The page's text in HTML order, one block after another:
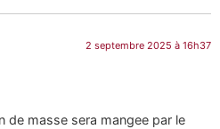
2 septembre 2025 à 16h37
de masse sera mangee par le